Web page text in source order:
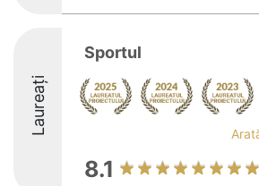
Laureați
Sportul
8.1